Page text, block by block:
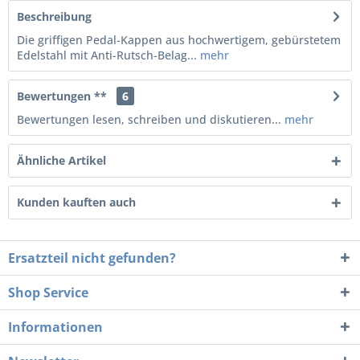
Beschreibung
Die griffigen Pedal-Kappen aus hochwertigem, gebürstetem
Edelstahl mit Anti-Rutsch-Belag... mehr
Bewertungen **
6
Bewertungen lesen, schreiben und diskutieren... mehr
Ähnliche Artikel
Kunden kauften auch
Ersatzteil nicht gefunden?
Shop Service
Informationen